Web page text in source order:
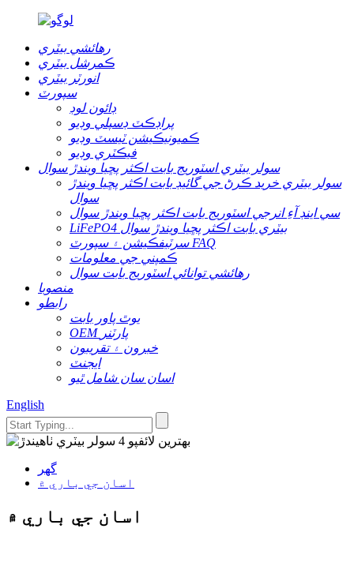
رهائشي بيٽري
ڪمرشل بيٽري
انورٽر بيٽري
سپورٽ
ڊائون لوڊ
پراڊڪٽ ڊسپلي وڊيو
ڪميونيڪيشن ٽيسٽ وڊيو
فيڪٽري وڊيو
سولر بيٽري اسٽوريج بابت اڪثر پڇيا ويندڙ سوال
سولر بيٽري خريد ڪرڻ جي گائيڊ بابت اڪثر پڇيا ويندڙ
سوال
سي اينڊ آءِ انرجي اسٽوريج بابت اڪثر پڇيا ويندڙ سوال
LiFePO4 بيٽري بابت اڪثر پڇيا ويندڙ سوال
سرٽيفڪيشن ۽ سپورٽ FAQ
ڪمپني جي معلومات
رهائشي توانائي اسٽوريج بابت سوال
منصوبا
رابطو
يوٿ پاور بابت
OEM پارٽنر
خبرون ۽ تقريبون
ايجنٽ
اسان سان شامل ٿيو
English
گھر
اسان جي باري ۾
اسان جي باري ۾